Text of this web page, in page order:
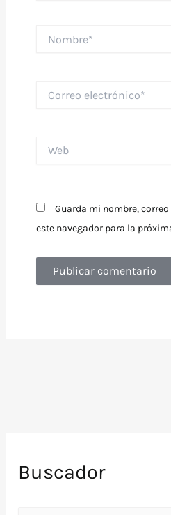
electrónico*
Guarda mi nombre,
este navegador para la
Buscador